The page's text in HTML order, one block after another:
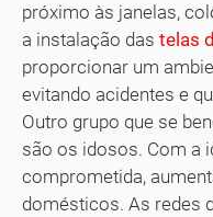
próximo às janelas,
a instalação das telas
proporcionar um
evitando acidentes e
Outro grupo que se
são os idosos. Com a
comprometida,
domésticos. As redes